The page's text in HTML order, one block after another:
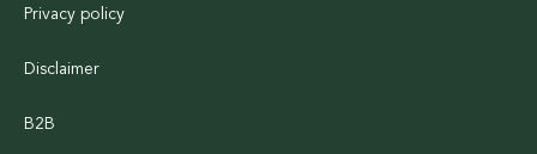
Privacy policy
Disclaimer
B2B